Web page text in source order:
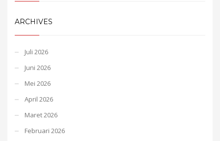
ARCHIVES
Juli 2026
Juni 2026
Mei 2026
April 2026
Maret 2026
Februari 2026